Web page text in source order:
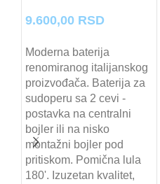
9.600,00 RSD
Moderna baterija
renomiranog italijanskog
proizvođača. Baterija za
sudoperu sa 2 cevi -
postavka na centralni
bojler ili na nisko
montažni bojler pod
pritiskom. Pomična lula
180'. Izuzetan kvalitet,